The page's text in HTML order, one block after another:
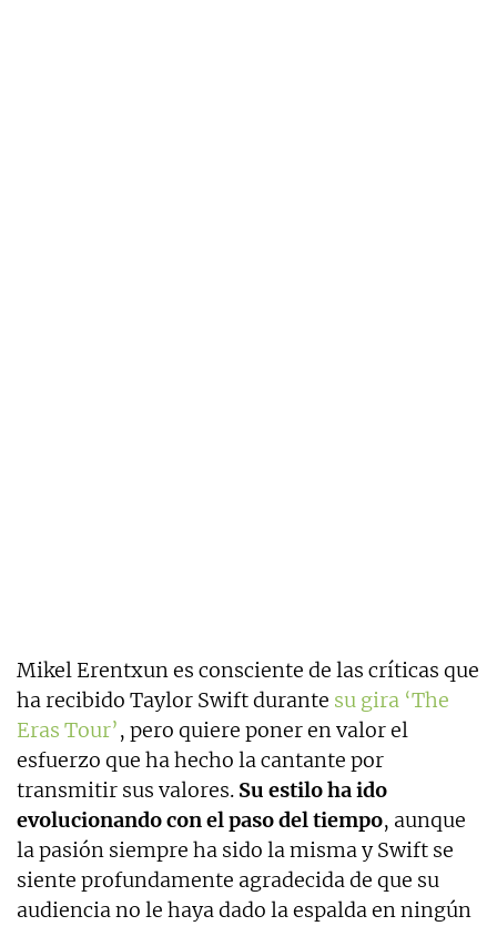
Mikel Erentxun es consciente de las críticas que
ha recibido Taylor Swift durante su gira ‘The
Eras Tour’, pero quiere poner en valor el
esfuerzo que ha hecho la cantante por
transmitir sus valores. Su estilo ha ido
evolucionando con el paso del tiempo, aunque
la pasión siempre ha sido la misma y Swift se
siente profundamente agradecida de que su
audiencia no le haya dado la espalda en ningún